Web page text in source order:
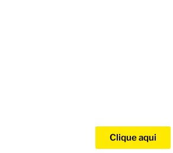
Clique aqui